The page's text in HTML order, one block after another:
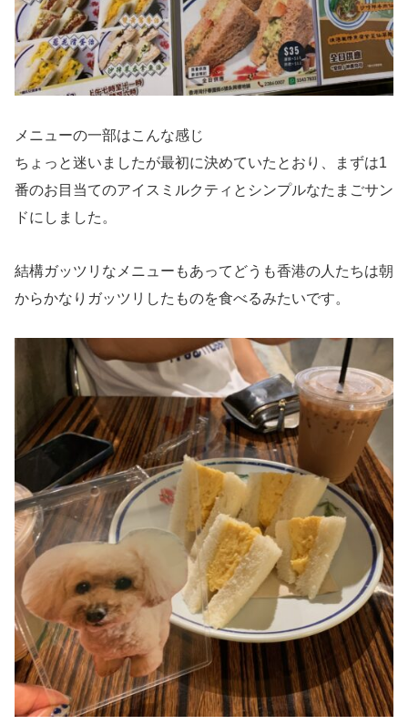
メニューの一部はこんな感じ
ちょっと迷いましたが最初に決めていたとおり、まずは1
番のお目当てのアイスミルクティとシンプルなたまごサン
ドにしました。
結構ガッツリなメニューもあってどうも香港の人たちは朝
からかなりガッツリしたものを食べるみたいです。